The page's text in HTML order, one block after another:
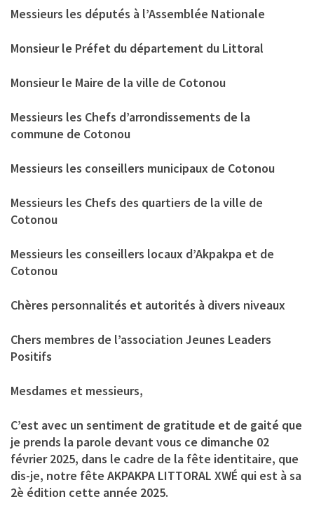
Messieurs les députés à l’Assemblée Nationale
Monsieur le Préfet du département du Littoral
Monsieur le Maire de la ville de Cotonou
Messieurs les Chefs d’arrondissements de la
commune de Cotonou
Messieurs les conseillers municipaux de Cotonou
Messieurs les Chefs des quartiers de la ville de
Cotonou
Messieurs les conseillers locaux d’Akpakpa et de
Cotonou
Chères personnalités et autorités à divers niveaux
Chers membres de l’association Jeunes Leaders
Positifs
Mesdames et messieurs,
C’est avec un sentiment de gratitude et de gaité que
je prends la parole devant vous ce dimanche 02
février 2025, dans le cadre de la fête identitaire, que
dis-je, notre fête AKPAKPA LITTORAL XWÉ qui est à sa
2è édition cette année 2025.